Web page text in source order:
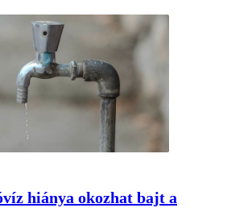
hiánya okozhat bajt a